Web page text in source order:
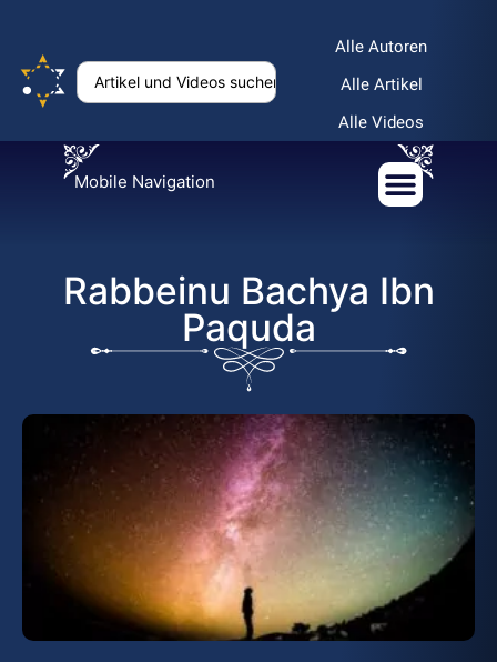
Alle Autoren
Alle Artikel
Alle Videos
Mobile Navigation
Rabbeinu Bachya Ibn
Paquda